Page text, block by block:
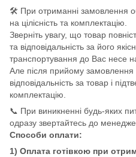
🛠️ При отриманні замовлення
на цілісність та комплектацію.
Зверніть увагу, що товар
та відповідальність за його
транспортування до Вас несе
Але після прийому
відповідальність за товар і
комплектацію.
📞 При виникненні будь-яких
одразу звертайтесь до
Способи оплати:
1) Оплата готівкою при